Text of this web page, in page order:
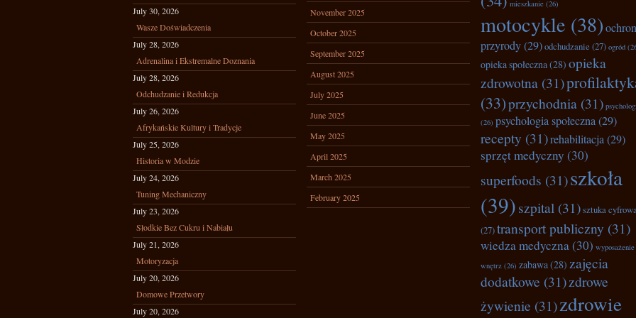
July 30, 2026
Wasze Doświadczenia
July 28, 2026
Adrenalina i Ekstremalne Doznania
July 28, 2026
Odchudzanie i Redukcja
July 26, 2026
Afrykańskie Kultury i Tradycje
July 25, 2026
Historia w Modzie
July 24, 2026
Tuning Mechaniczny
July 23, 2026
Słodkie Bez Cukru i Nabiału
July 21, 2026
Motoryzacja
July 20, 2026
Domowe Przetwory
July 20, 2026
November 2025
October 2025
September 2025
August 2025
July 2025
June 2025
May 2025
April 2025
March 2025
February 2025
mieszkanie (26)
motocykle (38)
przyrody(29)odchudzanie (27) ogród
opieka społeczna(28) opieka
zdrowotna (31)
(33)przychodnia (31)
(26) psychologia społeczna(29)
recepty (31)rehabilitacja(29)
sprzęt medyczny (30)
superfoods (31)szkoła
(39)szpital (31)sztuka
(27)transport publiczny (31)
wiedza medyczna(30) wyposażenie
wnętrz (26) zabawa(28) zajęcia
dodatkowe (31)zdrowe
żywienie (31)zdrowie